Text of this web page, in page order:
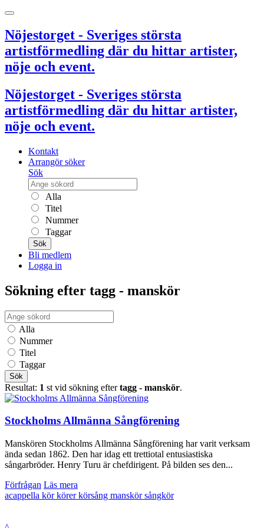
Nöjestorget - Sveriges största
artistförmedling där du hittar artister,
nöje och event.
Nöjestorget - Sveriges största
artistförmedling där du hittar artister,
nöje och event.
Kontakt
Arrangör söker
Sök
Alla
Titel
Nummer
Taggar
Sök
Bli medlem
Logga in
Sökning efter tagg - manskör
Alla
Nummer
Titel
Taggar
Sök
Resultat: 1 st vid sökning eftertagg - manskör.
Stockholms Allmänna Sångförening
Manskören Stockholms Allmänna Sångförening har varit verksam
ända sedan 1862. Den har idag ett trettiotal entusiastiska
sångarbröder. Henry Turu är chefdirigent. På bilden ses den...
Förfrågan Läs mera
acappella körkörerkörsång manskörsångkör